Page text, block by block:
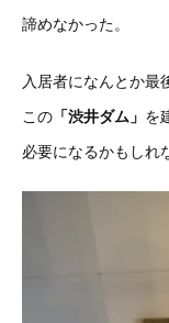
諦めなかった。
入居者になんとか最
この 「渋井ダム」 を
必要になるかもしれ